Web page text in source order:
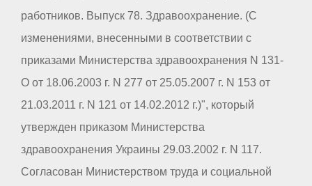
работников. Выпуск 78. Здравоохранение. (С
изменениями, внесенными в соответствии с
приказами Министерства здравоохранения N 131-
О от 18.06.2003 г. N 277 от 25.05.2007 г. N 153 от
21.03.2011 г. N 121 от 14.02.2012 г.)", который
утвержден приказом Министерства
здравоохранения Украины 29.03.2002 г. N 117.
Согласован Министерством труда и социальной